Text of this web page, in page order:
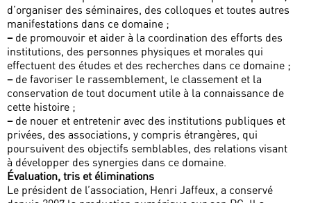
d’organiser des séminaires, des colloques et toutes autres
manifestations dans ce domaine ;
–de promouvoir et aider à la coordination des efforts des
institutions, des personnes physiques et morales qui
effectuent des études et des recherches dans ce domaine ;
–de favoriser le rassemblement, le classement et la
conservation de tout document utile à la connaissance de
cette histoire ;
–de nouer et entretenir avec des institutions publiques et
privées, des associations, y compris étrangères, qui
poursuivent des objectifs semblables, des relations visant
à développer des synergies dans ce domaine.
Évaluation, tris et éliminations
Le président de l’association, Henri Jaffeux, a conservé